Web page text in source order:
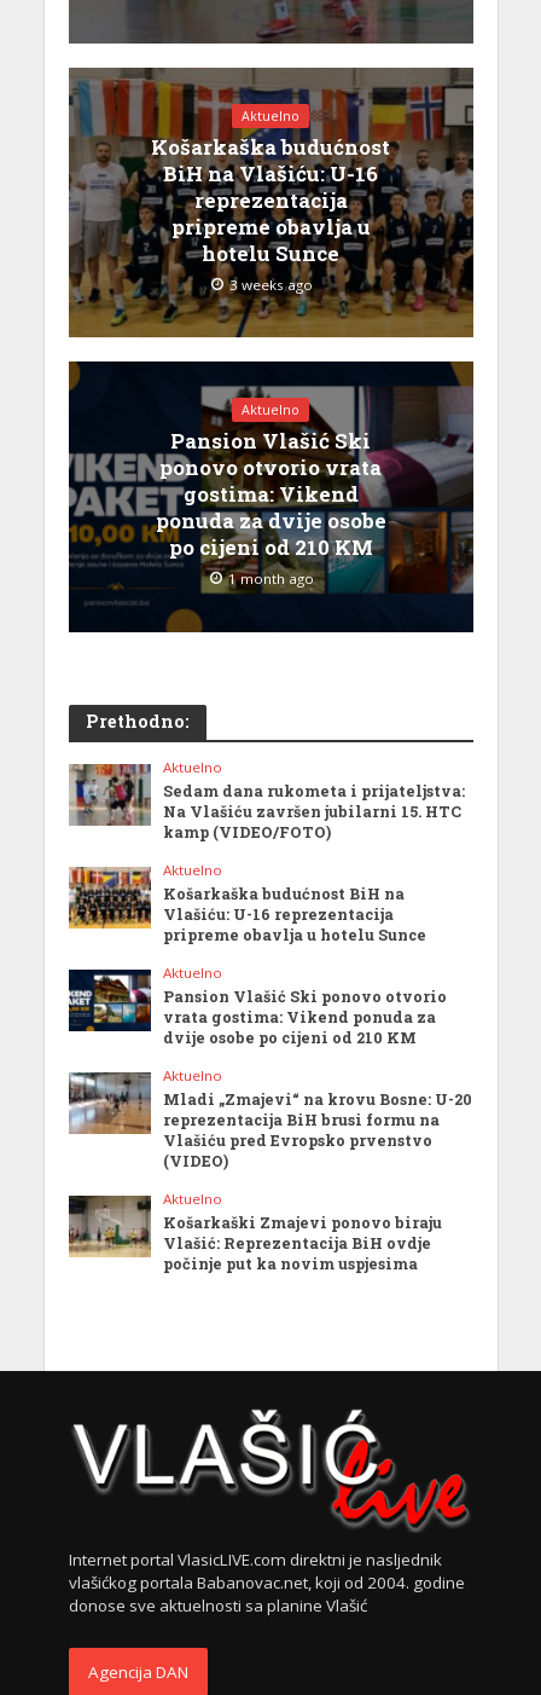
Aktuelno
Košarkaška budućnost
BiH na Vlašiću: U-16
reprezentacija
pripreme obavlja u
hotelu Sunce
3 weeks ago
Aktuelno
Pansion Vlašić Ski
ponovo otvorio vrata
gostima: Vikend
ponuda za dvije osobe
po cijeni od 210 KM
1 month ago
Prethodno:
Aktuelno
Sedam dana rukometa i prijateljstva:
Na Vlašiću završen jubilarni 15. HTC
kamp (VIDEO/FOTO)
Aktuelno
Košarkaška budućnost BiH na
Vlašiću: U-16 reprezentacija
pripreme obavlja u hotelu Sunce
Aktuelno
Pansion Vlašić Ski ponovo otvorio
vrata gostima: Vikend ponuda za
dvije osobe po cijeni od 210 KM
Aktuelno
Mladi „Zmajevi“ na krovu Bosne: U-20
reprezentacija BiH brusi formu na
Vlašiću pred Evropsko prvenstvo
(VIDEO)
Aktuelno
Košarkaški Zmajevi ponovo biraju
Vlašić: Reprezentacija BiH ovdje
počinje put ka novim uspjesima
Internet portal VlasicLIVE.com direktni je nasljednik
vlašićkog portala Babanovac.net, koji od 2004. godine
donose sve aktuelnosti sa planine Vlašić
Agencija DAN